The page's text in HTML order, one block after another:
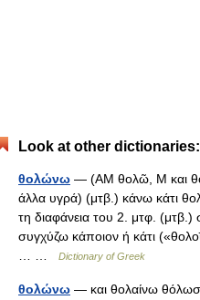
Look at other dictionaries:
θολώνω — (ΑΜ θολῶ, Μ και
άλλα υγρά) (μτβ.) κάνω κάτι
τη διαφάνεια του 2. μτφ.
συγχύζω κάποιον ή κάτι
Dictionary of Greek
θολώνω — και θολαίνω